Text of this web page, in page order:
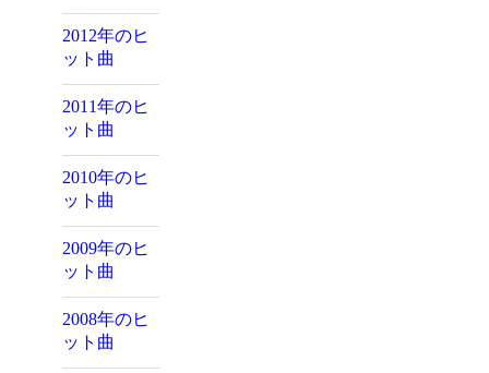
2012年のヒ
ット曲
2011年のヒ
ット曲
2010年のヒ
ット曲
2009年のヒ
ット曲
2008年のヒ
ット曲